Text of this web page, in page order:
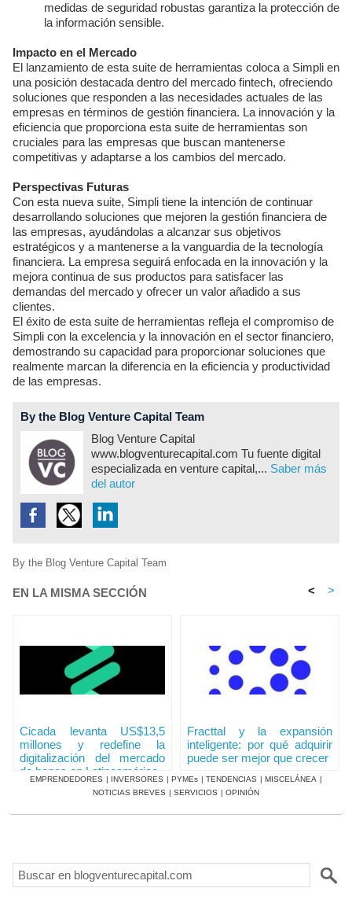
medidas de seguridad robustas garantiza la protección de
la información sensible.
Impacto en el Mercado
El lanzamiento de esta suite de herramientas coloca a Simpli en
una posición destacada dentro del mercado fintech, ofreciendo
soluciones que responden a las necesidades actuales de las
empresas en términos de gestión financiera. La innovación y la
eficiencia que proporciona esta suite de herramientas son
cruciales para las empresas que buscan mantenerse
competitivas y adaptarse a los cambios del mercado.
Perspectivas Futuras
Con esta nueva suite, Simpli tiene la intención de continuar
desarrollando soluciones que mejoren la gestión financiera de
las empresas, ayudándolas a alcanzar sus objetivos
estratégicos y a mantenerse a la vanguardia de la tecnología
financiera. La empresa seguirá enfocada en la innovación y la
mejora continua de sus productos para satisfacer las
demandas del mercado y ofrecer un valor añadido a sus
clientes.
El éxito de esta suite de herramientas refleja el compromiso de
Simpli con la excelencia y la innovación en el sector financiero,
demostrando su capacidad para proporcionar soluciones que
realmente marcan la diferencia en la eficiencia y productividad
de las empresas.
By the Blog Venture Capital Team
Blog Venture Capital
www.blogventurecapital.com Tu fuente digital
especializada en venture capital,... Saber más
del autor
By the Blog Venture Capital Team
EN LA MISMA SECCIÓN < >
Cicada levanta US$13,5
millones y redefine la
digitalización del mercado
de bonos en Latinoamérica
Fracttal y la expansión
inteligente: por qué adquirir
puede ser mejor que crecer
EMPRENDEDORES | INVERSORES | PYMEs | TENDENCIAS | MISCELÁNEA |
NOTICIAS BREVES | SERVICIOS | OPINIÓN